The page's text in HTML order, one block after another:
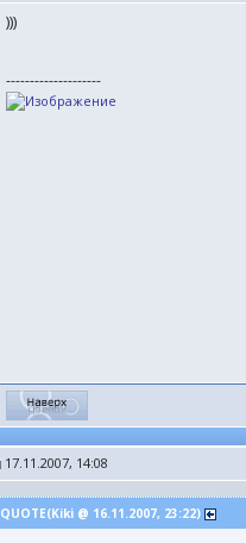
)))
--------------------
17.11.2007, 14:08
QUOTE(Kiki @ 16.11.2007, 23:22)